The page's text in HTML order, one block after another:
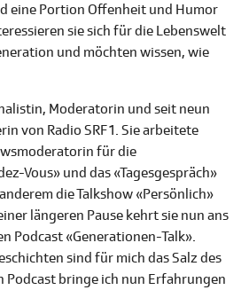
eine Portion Offenheit und Humor
sie sich für die Lebenswelt
und möchten wissen, wie
Moderatorin und seit neun
von Radio SRF 1. Sie arbeitete
für die
Vous» und das «Tagesgespräch»
die Talkshow «Persönlich»
längeren Pause kehrt sie nun ans
Podcast «Generationen-Talk».
sind für mich das Salz des
Podcast bringe ich nun Erfahrungen